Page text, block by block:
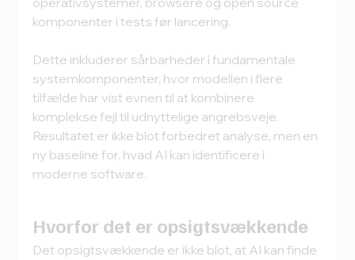
komponenter i tests før lancering.
Dette inkluderer sårbarheder i fundamentale
systemkomponenter, hvor modellen i flere
tilfælde har vist evnen til at kombinere
komplekse fejl til udnyttelige angrebsveje.
Resultatet er ikke blot forbedret analyse, men en
ny baseline for, hvad AI kan identificere i
moderne software.
Hvorfor det er opsigtsvækkende
Det opsigtsvækkende er ikke blot, at AI kan finde